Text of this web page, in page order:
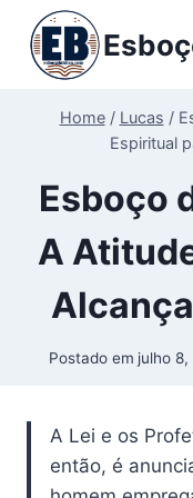
Pular
para
Home / Lucas /
Espiritual
Esboço
A
Postado em julho
A Lei e os
então, é